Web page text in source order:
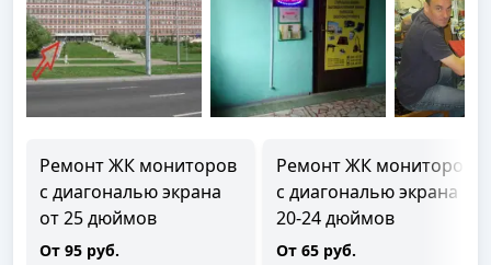
Ремонт ЖК мониторов
с диагональю экрана
от 25 дюймов
От 95 руб.
Ремонт ЖК мониторов
с диагональю экрана
20-24 дюймов
От 65 руб.